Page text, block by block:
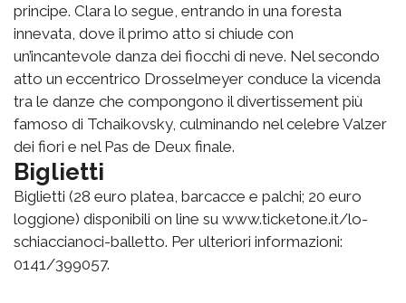
principe. Clara lo segue, entrando in una foresta
innevata, dove il primo atto si chiude con
un’incantevole danza dei fiocchi di neve. Nel secondo
atto un eccentrico Drosselmeyer conduce la vicenda
tra le danze che compongono il divertissement più
famoso di Tchaikovsky, culminando nel celebre Valzer
dei fiori e nel Pas de Deux finale.
Biglietti
Biglietti (28 euro platea, barcacce e palchi; 20 euro
loggione) disponibili on line su www.ticketone.it/lo-
schiaccianoci-balletto. Per ulteriori informazioni:
0141/399057.